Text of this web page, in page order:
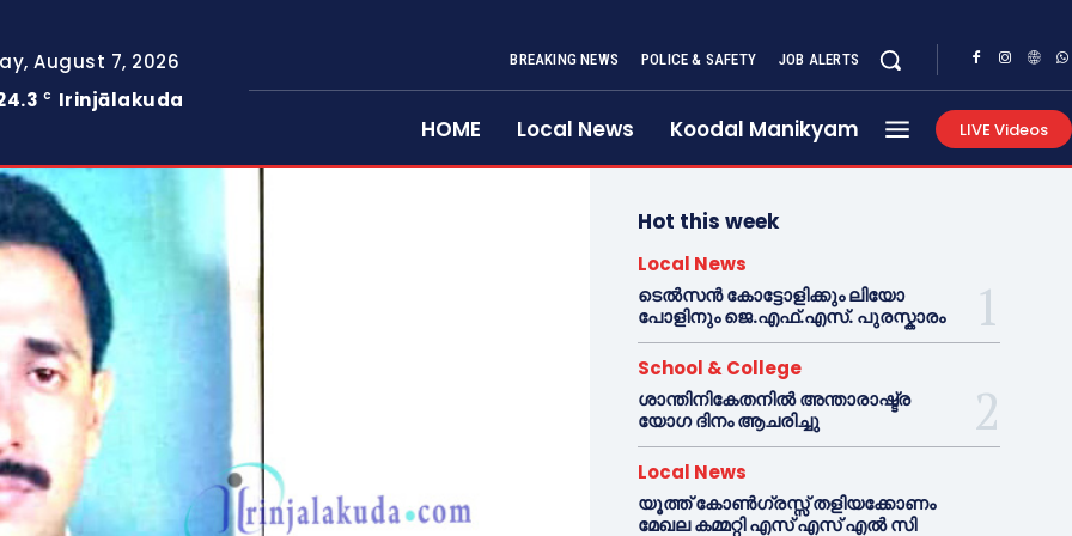
August 7, 2026
C Irinjālakuda
BREAKING NEWS POLICE & SAFETY JOB ALERTS
HOME Local News Koodal Manikyam LIVE Videos
Hot this week
Local News
ടെൽസൻ കോട്ടോളിക്കും ലിയോ
പോളിനും ജെ.എഫ്.എസ്. പുരസ്കാരം
School & College
ശാന്തിനികേതനിൽ അന്താരാഷ്ട്ര
യോഗ ദിനം ആചരിച്ചു
Local News
യൂത്ത് കോൺഗ്രസ്സ് തളിയക്കോണം
മേഖല കമ്മറ്റി എസ് എസ് എൽ സി